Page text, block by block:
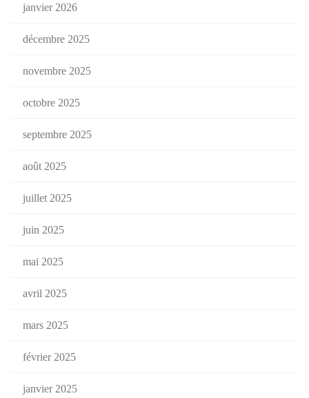
janvier 2026
décembre 2025
novembre 2025
octobre 2025
septembre 2025
août 2025
juillet 2025
juin 2025
mai 2025
avril 2025
mars 2025
février 2025
janvier 2025